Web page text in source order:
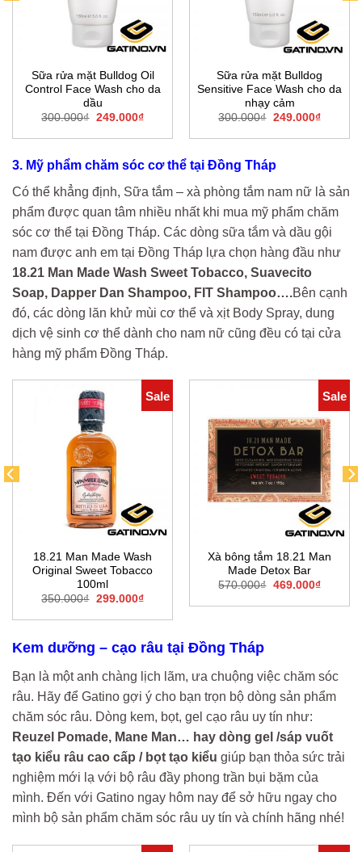
Sữa rửa mặt Bulldog Oil
Control Face Wash cho da
dầu
300.000₫ Giá
là:
249.000₫Giá
tại
249.000₫.
Sữa rửa mặt Bulldog
Sensitive Face Wash cho da
nhạy cảm
300.000₫ Giá
là:
249.000₫Giá
tại
3. Mỹ phẩm chăm sóc cơ thể tại Đồng Tháp
Có thể khẳng định, Sữa tắm – xà phòng tắm nam nữ là sản
phẩm được quan tâm nhiều nhất khi mua mỹ phẩm chăm
sóc cơ thể tại Đồng Tháp. Các dòng sữa tắm và dầu gội
nam được anh em tại Đồng Tháp lựa chọn hàng đầu như
18.21 Man Made Wash Sweet Tobacco, Suavecito
Soap, Dapper Dan Shampoo, FIT Shampoo….Bên cạnh
đó, các dòng lăn khử mùi cơ thể và xịt Body Spray, dung
dịch vệ sinh cơ thể dành cho nam nữ cũng đều có tại cửa
hàng mỹ phẩm Đồng Tháp.
Sale
18.21 Man Made Wash
Original Sweet Tobacco
100ml
350.000₫ Giá
là:
299.000₫Giá
tại
299.000₫.
Sale
Xà bông tắm 18.21 Man
Made Detox Bar
570.000₫ Giá
là:
469.000₫Giá
tại
Kem dưỡng – cạo râu tại Đồng Tháp
Bạn là một anh chàng lịch lãm, ưa chuộng việc chăm sóc
râu. Hãy để Gatino gợi ý cho bạn trọn bộ dòng sản phẩm
chăm sóc râu. Dòng kem, bọt, gel cạo râu uy tín như:
Reuzel Pomade, Mane Man… hay dòng gel /sáp vuốt
tạo kiểu râu cao cấp / bọt tạo kiểu giúp bạn thỏa sức trải
nghiệm mới lạ với bộ râu đầy phong trần bụi bặm của
mình. Đến với Gatino ngay hôm nay để sở hữu ngay cho
mình bộ sản phẩm chăm sóc râu uy tín và chính hãng nhé!